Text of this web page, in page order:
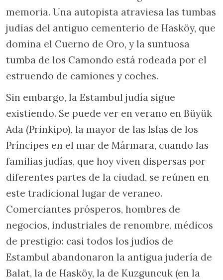
memoria. Una autopista atraviesa las tumbas
judías del antiguo cementerio de Hasköy, que
domina el Cuerno de Oro, y la suntuosa
tumba de los Camondo está rodeada por el
estruendo de camiones y coches.
Sin embargo, la Estambul judía sigue
existiendo. Se puede ver en verano en Büyük
Ada (Prinkipo), la mayor de las Islas de los
Príncipes en el mar de Mármara, cuando las
familias judías, que hoy viven dispersas por
diferentes partes de la ciudad, se reúnen en
este tradicional lugar de veraneo.
Comerciantes prósperos, hombres de
negocios, industriales de renombre, médicos
de prestigio: casi todos los judíos de
Estambul abandonaron la antigua judería de
Balat, la de Hasköy, la de Kuzguncuk (en la